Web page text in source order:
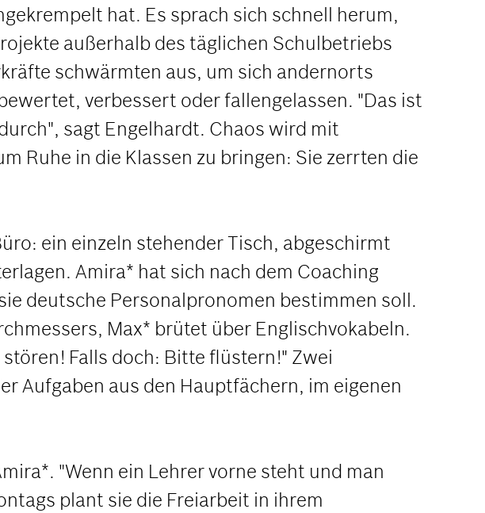
hat. Es sprach sich schnell herum,
außerhalb des täglichen Schulbetriebs
schwärmten aus, um sich andernorts
verbessert oder fallengelassen. "Das ist
sagt Engelhardt. Chaos wird mit
Ruhe in die Klassen zu bringen: Sie zerrten die
ein einzeln stehender Tisch, abgeschirmt
Amira* hat sich nach dem Coaching
deutsche Personalpronomen bestimmen soll.
Max* brütet über Englischvokabeln.
Falls doch: Bitte flüstern!" Zwei
Aufgaben aus den Hauptfächern, im eigenen
"Wenn ein Lehrer vorne steht und man
plant sie die Freiarbeit in ihrem